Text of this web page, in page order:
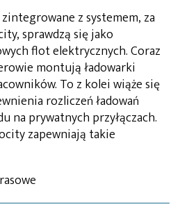
z systemem, za
sprawdzą się jako
flot elektrycznych. Coraz
montują ładowarki
To z kolei wiąże się
rozliczeń ładowań
na prywatnych przyłączach.
zapewniają takie